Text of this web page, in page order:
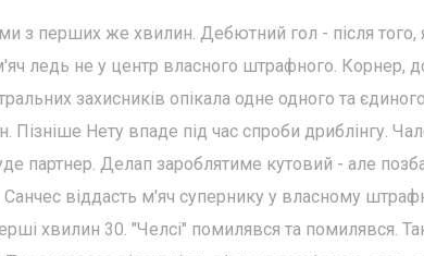
з перших же хвилин. Дебютний гол - після того,
ледь не у центр власного штрафного. Корнер,
захисників опікала одне одного та
Нету впаде під час спроби дриблінгу.
партнер. Делап зароблятиме кутовий - але
віддасть м'яч супернику у власному
хвилин 30. "Челсі" помилявся та помилявся.